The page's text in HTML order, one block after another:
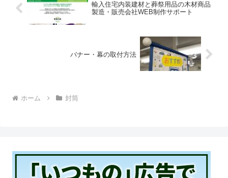
輸入住宅内装建材と葬祭用品の木材商品
製造・販売会社WEB制作サポート
バナー・幕の取付方法
ホーム 封筒